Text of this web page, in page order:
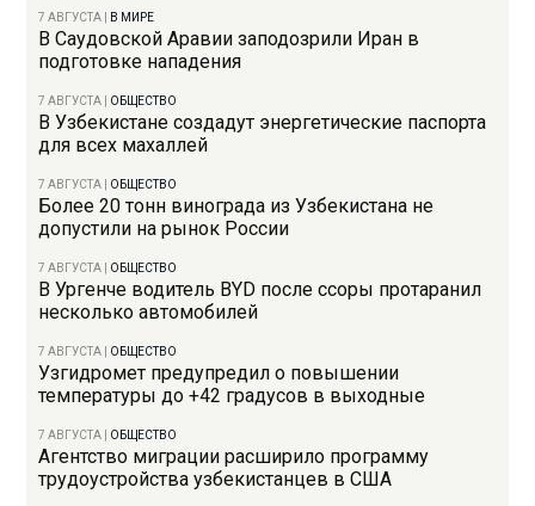
7 АВГУСТА В МИРЕ
В Саудовской Аравии заподозрили Иран в
подготовке нападения
7 АВГУСТА ОБЩЕСТВО
В Узбекистане создадут энергетические паспорта
для всех махаллей
7 АВГУСТА ОБЩЕСТВО
Более 20 тонн винограда из Узбекистана не
допустили на рынок России
7 АВГУСТА ОБЩЕСТВО
В Ургенче водитель BYD после ссоры протаранил
несколько автомобилей
7 АВГУСТА ОБЩЕСТВО
Узгидромет предупредил о повышении
температуры до +42 градусов в выходные
7 АВГУСТА ОБЩЕСТВО
Агентство миграции расширило программу
трудоустройства узбекистанцев в США